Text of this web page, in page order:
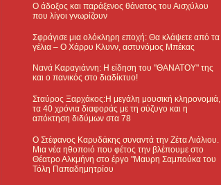
Ο άδοξος και παράξενος θάνατος του Αισχύλου
που λίγοι γνωρίζουν
Σφράγισε μια ολόκληρη εποχή: Θα κλάψετε από τα
γέλια – Ο Χάρρυ Κλυνν, αστυνόμος Μπέκας
Νανά Καραγιάννη: Η είδηση του "ΘΑΝΑΤΟΥ" της
και ο πανικός στο διαδίκτυο!
Σταύρος Ξαρχάκος:Η μεγάλη μουσική κληρονομιά,
τα 40 χρόνια διαφοράς με τη σύζυγο και η
απόκτηση διδύμων στα 78
Ο Στέφανος Καρυδάκης συναντά την Ζέτα Λιάλιου.
Μια νέα ηθοποιό που φέτος την βλέπουμε στο
Θέατρο Αλκμήνη στο έργο "Μαυρη Σαμπούκα του
Τόλη Παπαδημητρίου